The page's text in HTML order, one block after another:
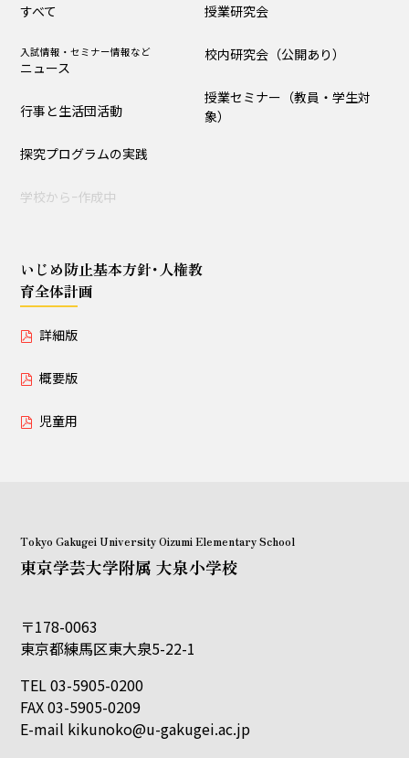
学校からｰ作成中
いじめ防止基本方針･人権教育全体計画
詳細版
児童用
すべて
入試情報・セミナー情報など
ニュース
行事と生活団活動
探究プログラムの実践
学校からｰ作成中
授業研究会
校内研究会（公開あり）
授業セミナー（教員・学生対
象）
いじめ防止基本方針･人権教
育全体計画
詳細版
概要版
児童用
Tokyo Gakugei University Oizumi Elementary School
東京学芸大学附属 大泉小学校
〒178-0063
東京都練馬区東大泉5-22-1
TEL 03-5905-0200
FAX 03-5905-0209
E-mail kikunoko@u-gakugei.ac.jp